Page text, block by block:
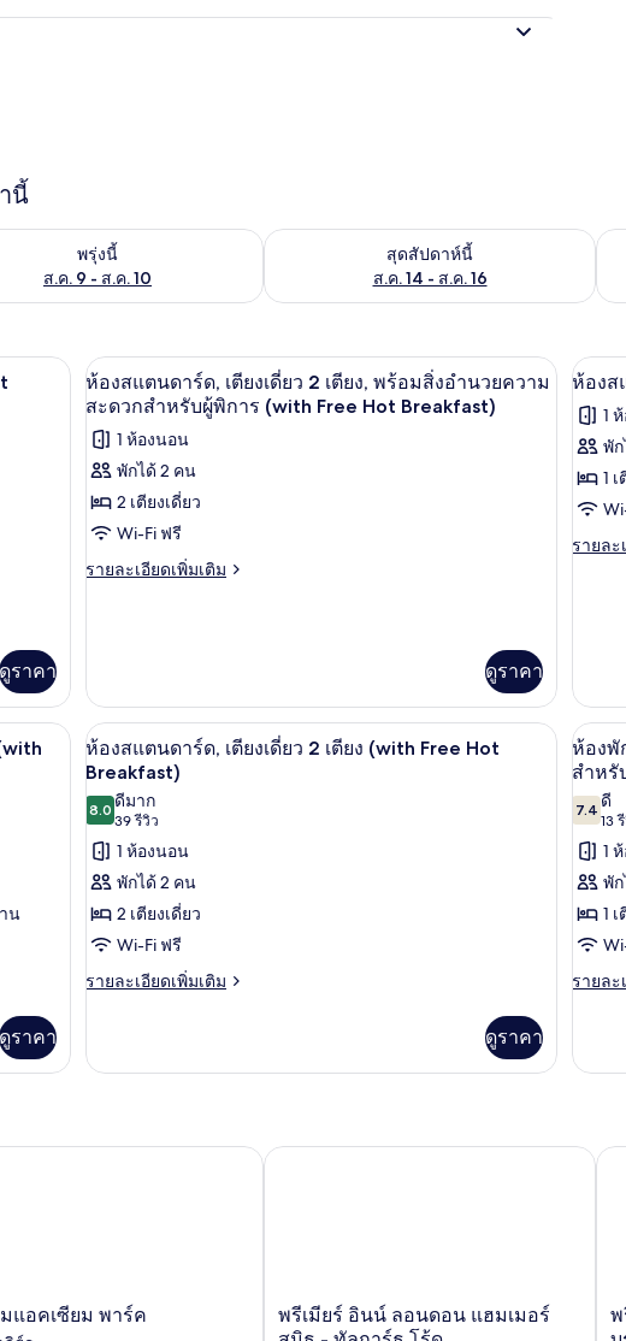
นี้
พรุ่งนี้
ส.ค. 9 - ส.ค. 10
จำนวนห้องพักว่างในพรุ่งนี้ ส.ค. 9 - ส.ค. 10
สุดสัปดาห์นี้
ส.ค. 14 - ส.ค. 16
ตรวจสอบจำนวนห้องพักว่างในสุดสัปดาห์นี้ ส.
ตร
1 เตียง (with Free Hot Breakfast) | 1 ห้องนอน, โต๊ะทำงาน, เตารีด/โต๊ะรีดผ้า, เปล/เตียงเด็
ดูราคา
เปิด
ภาพถ่าย
ทั้งหมด
ของ
ห้อง
สแตนดาร์ด,
เตียง
พร้อม
สิ่ง
อำนวย
ความ
สะดวก
สำหรับ
ผู้
พิการ
(with
Breakfast)
1 ห้องนอน, โต๊ะทำงาน, เตารีด/โต๊ะรีดผ้า, เป
5
ห้องสแตนดาร์ด, เตียงเดี่ยว 2 เตียง, พร้อมสิ่งอำนวยความ
สะดวกสำหรับผู้พิการ (with Free Hot Breakfast)
1 ห้องนอน
พักได้ 2 คน
2 เตียงเดี่ยว
Wi-Fi ฟรี
รายละเอียดเพิ่มเติม
ราย
ห้อง
สแตนดาร์ด,
เตียง
เดี่ยว
2
เตียง,
พร้อม
สิ่ง
อำนวย
ความ
สะดวก
สำหรับ
พิการ
Breakfast)
ดูราคา
เปิด
ภาพ
ทั้งห
ของ
ห้อง
สแต
4
ห้องส
1
พั
1
รายละ
ราย
สแตนด
(with
Free
Hot
1 เตียง และโซฟาเบด (with Free Hot Breakfast) | 1 ห้องนอน, โต๊ะทำงาน, เตารีด/โต๊ะรีดผ้
น
ดูราคา
เปิด
ภาพถ่าย
ทั้งหมด
ของ
ห้อง
สแตนดาร์ด,
เตียง
เดี่ยว
(with
1 ห้องนอน, โต๊ะทำงาน, เตารีด/โต๊ะรีดผ้า, เ
6
ห้องสแตนดาร์ด, เตียงเดี่ยว 2 เตียง (with Free Hot
Breakfast)
8.08.0 จาก 10
ดีมาก
39 รีวิว
(39
รีวิว)
1 ห้องนอน
พักได้ 2 คน
2 เตียงเดี่ยว
Wi-Fi ฟรี
รายละเอียดเพิ่มเติม
ราย
เกี่ยว
เตียง
Breakfast)
ดูราคา
เปิด
ภาพ
ทั้งหม
ของ
ห้อง
พัก,
เตียง
ใหญ่
พร้อม
อำน
พิการ
4
ห้องพั
สำหรั
7.47.4 จา
ดี
13
(13
รี
1
พั
1
รายละ
ราย
เกี่ยว
เตียง
สะดวก
แอคเซียม พาร์ค
คเซียม พาร์ค
พรีเมียร์
อินน์
พรีเมียร์ อินน์ ลอนดอน แฮมเมอร์
พรีเมียร์ อินน์ ลอนดอน แฮมเมอร์สมิธ - ทัลก
พ
อิ
พ
พรี